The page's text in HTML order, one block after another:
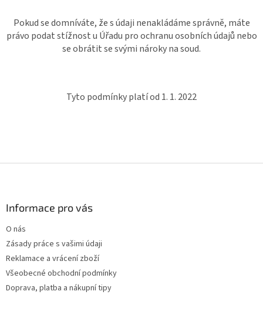
Pokud se domníváte, že s údaji nenakládáme správně, máte
právo podat stížnost u Úřadu pro ochranu osobních údajů nebo
se obrátit se svými nároky na soud.
Tyto podmínky platí od 1. 1. 2022
Informace pro vás
O nás
Zásady práce s vašimi údaji
Reklamace a vrácení zboží
Všeobecné obchodní podmínky
Doprava, platba a nákupní tipy